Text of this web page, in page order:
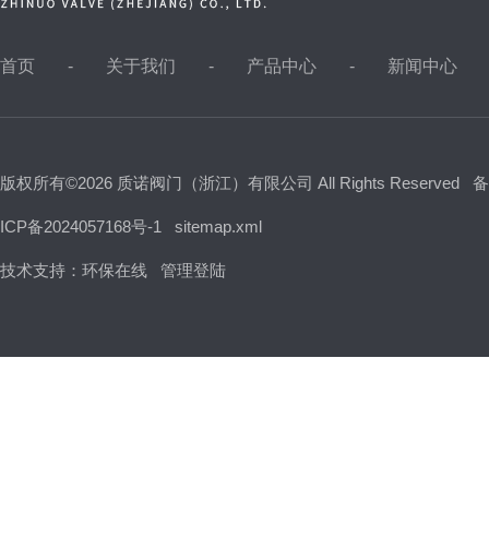
首页 关于我们 产品中心 新闻中心
版权所有©2026 质诺阀门（浙江）有限公司 All Rights Reserved
ICP备2024057168号-1 sitemap.xml
技术支持： 环保在线 管理登陆